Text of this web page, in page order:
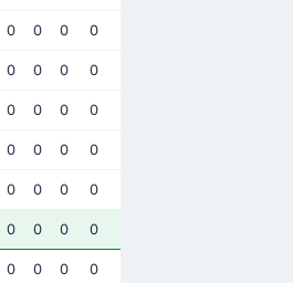
0 0 0 0
0 0 0 0
0 0 0 0
0 0 0 0
0 0 0 0
0 0 0 0
0 0 0 0